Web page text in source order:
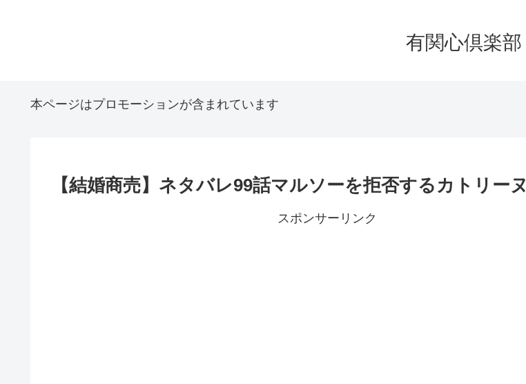
有関心倶楽部
本ページはプロモーションが含まれています
【結婚商売】ネタバレ99話マルソーを拒否するカトリーヌ
スポンサーリンク